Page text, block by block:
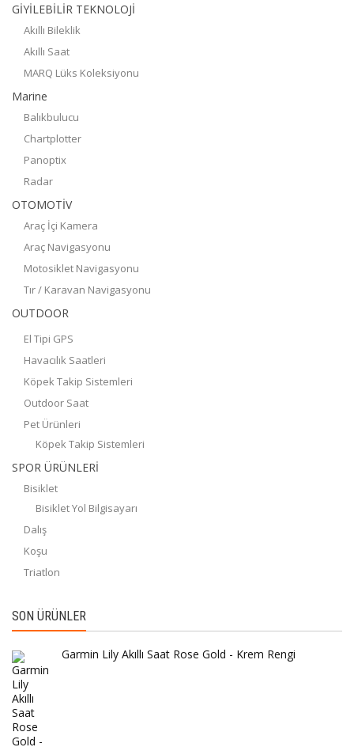
GİYİLEBİLİR TEKNOLOJİ
Akıllı Bileklik
Akıllı Saat
MARQ Lüks Koleksiyonu
Marine
Balıkbulucu
Chartplotter
Panoptix
Radar
OTOMOTİV
Araç İçi Kamera
Araç Navigasyonu
Motosiklet Navigasyonu
Tır / Karavan Navigasyonu
OUTDOOR
El Tipi GPS
Havacılık Saatleri
Köpek Takip Sistemleri
Outdoor Saat
Pet Ürünleri
Köpek Takip Sistemleri
SPOR ÜRÜNLERİ
Bisiklet
Bisiklet Yol Bilgisayarı
Dalış
Koşu
Triatlon
SON ÜRÜNLER
Garmin Lily Akıllı Saat Rose Gold - Krem Rengi